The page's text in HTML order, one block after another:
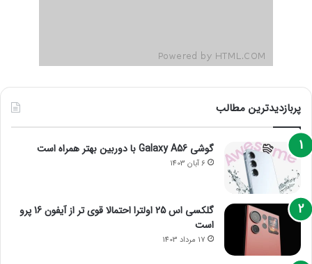
پربازدیدترین مطالب
گوشی Galaxy A56 با دوربین بهتر همراه است
6 آبان 1403
گلکسی اس 25 اولترا احتمالا قوی تر از آیفون 16 پرو
است
17 مرداد 1403